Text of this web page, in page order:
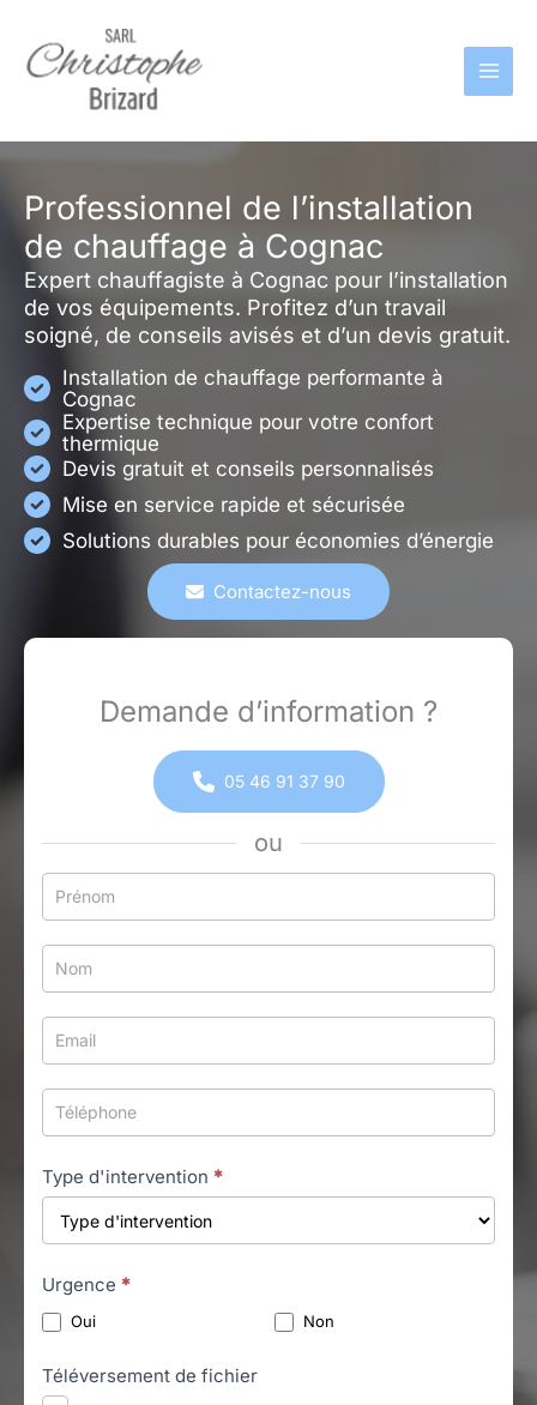
contenu
Professionnel de l’installation
de chauffage à Cognac
Expert chauffagiste à Cognac pour l’installation
de vos équipements. Profitez d’un travail
soigné, de conseils avisés et d’un devis gratuit.
Installation de chauffage performante à
Cognac
Expertise technique pour votre confort
thermique
Devis gratuit et conseils personnalisés
Mise en service rapide et sécurisée
Solutions durables pour économies d’énergie
Contactez-nous
Demande d’information ?
05 46 91 37 90
ou
Formulaire
simple
avec
téléphone
Type d'intervention *
Urgence *
Oui Non
Téléversement de fichier